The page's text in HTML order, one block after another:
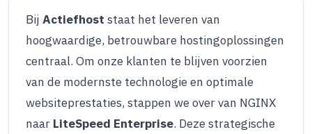
Bij Actiefhost staat het leveren van
hoogwaardige, betrouwbare hostingoplossingen
centraal. Om onze klanten te blijven voorzien
van de modernste technologie en optimale
websiteprestaties, stappen we over van NGINX
naar LiteSpeed Enterprise. Deze strategische